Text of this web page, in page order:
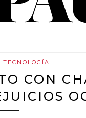
CON